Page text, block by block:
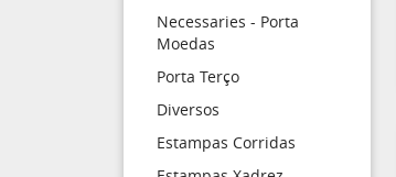
Necessaries - Porta
Moedas
Porta Terço
Diversos
Estampas Corridas